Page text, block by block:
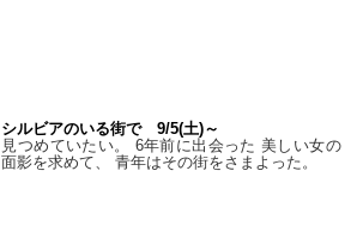
シルビアのいる街で 9/5(土)～
見つめていたい。 6年前に出会った 美しい女の
面影を求めて、 青年はその街をさまよった。